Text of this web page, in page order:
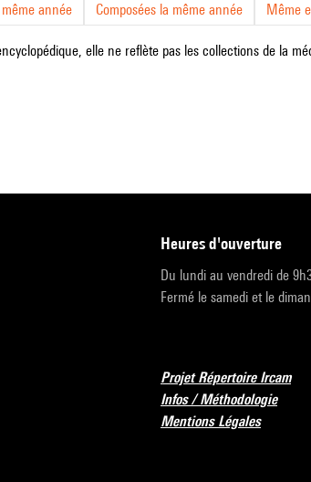
année Composées la même année Même
elle ne reflète pas les collections de la
heures d'ouverture
Du lundi au vendredi de
Fermé le samedi et le
Projet Répertoire Ircam
Infos / Méthodologie
Mentions Légales